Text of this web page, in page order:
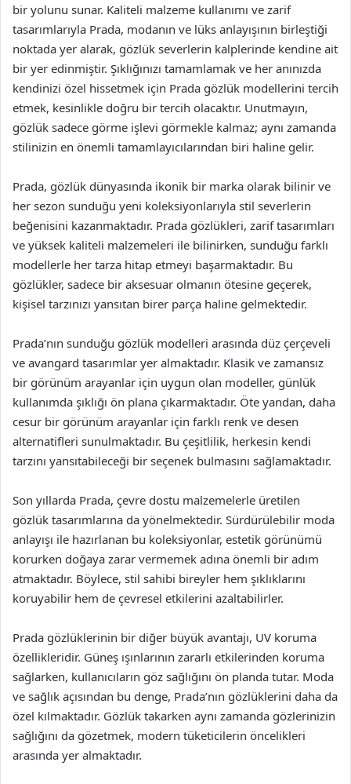
bir yolunu sunar. Kaliteli malzeme kullanımı ve zarif
tasarımlarıyla Prada, modanın ve lüks anlayışının birleştiği
noktada yer alarak, gözlük severlerin kalplerinde kendine ait
bir yer edinmiştir. Şıklığınızı tamamlamak ve her anınızda
kendinizi özel hissetmek için Prada gözlük modellerini tercih
etmek, kesinlikle doğru bir tercih olacaktır. Unutmayın,
gözlük sadece görme işlevi görmekle kalmaz; aynı zamanda
stilinizin en önemli tamamlayıcılarından biri haline gelir.
Prada, gözlük dünyasında ikonik bir marka olarak bilinir ve
her sezon sunduğu yeni koleksiyonlarıyla stil severlerin
beğenisini kazanmaktadır. Prada gözlükleri, zarif tasarımları
ve yüksek kaliteli malzemeleri ile bilinirken, sunduğu farklı
modellerle her tarza hitap etmeyi başarmaktadır. Bu
gözlükler, sadece bir aksesuar olmanın ötesine geçerek,
kişisel tarzınızı yansıtan birer parça haline gelmektedir.
Prada’nın sunduğu gözlük modelleri arasında düz çerçeveli
ve avangard tasarımlar yer almaktadır. Klasik ve zamansız
bir görünüm arayanlar için uygun olan modeller, günlük
kullanımda şıklığı ön plana çıkarmaktadır. Öte yandan, daha
cesur bir görünüm arayanlar için farklı renk ve desen
alternatifleri sunulmaktadır. Bu çeşitlilik, herkesin kendi
tarzını yansıtabileceği bir seçenek bulmasını sağlamaktadır.
Son yıllarda Prada, çevre dostu malzemelerle üretilen
gözlük tasarımlarına da yönelmektedir. Sürdürülebilir moda
anlayışı ile hazırlanan bu koleksiyonlar, estetik görünümü
korurken doğaya zarar vermemek adına önemli bir adım
atmaktadır. Böylece, stil sahibi bireyler hem şıklıklarını
koruyabilir hem de çevresel etkilerini azaltabilirler.
Prada gözlüklerinin bir diğer büyük avantajı, UV koruma
özellikleridir. Güneş ışınlarının zararlı etkilerinden koruma
sağlarken, kullanıcıların göz sağlığını ön planda tutar. Moda
ve sağlık açısından bu denge, Prada’nın gözlüklerini daha da
özel kılmaktadır. Gözlük takarken aynı zamanda gözlerinizin
sağlığını da gözetmek, modern tüketicilerin öncelikleri
arasında yer almaktadır.